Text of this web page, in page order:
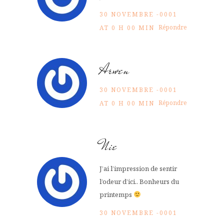
30 NOVEMBRE -0001
AT 0 H 00 MIN Répondre
Arwen
30 NOVEMBRE -0001
AT 0 H 00 MIN Répondre
Nie
J’ai l’impression de sentir
l’odeur d’ici.. Bonheurs du
printemps
30 NOVEMBRE -0001